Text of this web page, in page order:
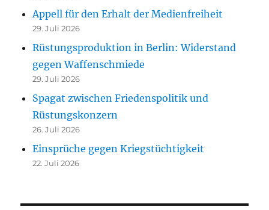
Appell für den Erhalt der Medienfreiheit
29. Juli 2026
Rüstungsproduktion in Berlin: Widerstand
gegen Waffenschmiede
29. Juli 2026
Spagat zwischen Friedenspolitik und
Rüstungskonzern
26. Juli 2026
Einsprüche gegen Kriegstüchtigkeit
22. Juli 2026